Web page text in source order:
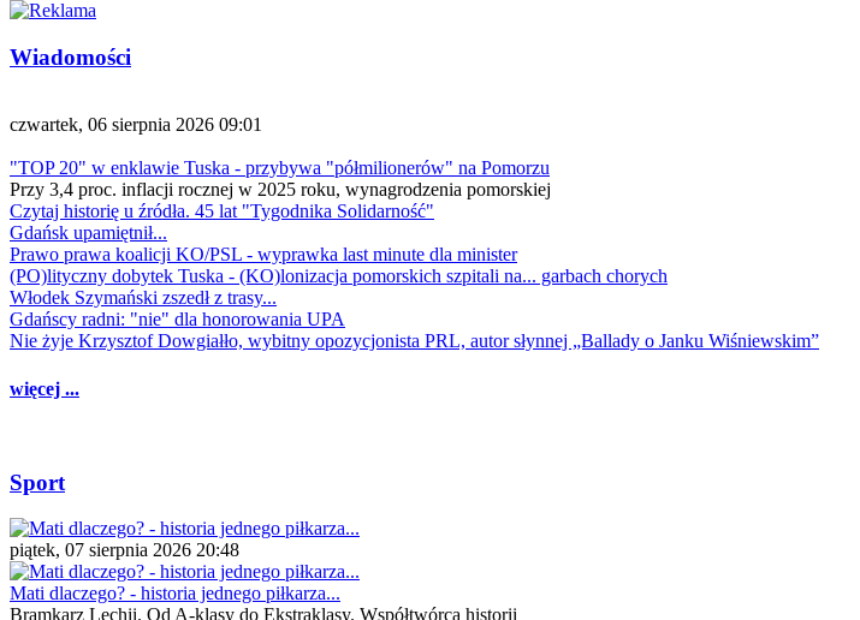
Wiadomości
czwartek, 06 sierpnia 2026 09:01
"TOP 20" w enklawie Tuska - przybywa "półmilionerów" na Pomorzu
Przy 3,4 proc. inflacji rocznej w 2025 roku, wynagrodzenia pomorskiej
Czytaj historię u źródła. 45 lat "Tygodnika Solidarność"
Gdańsk upamiętnił...
Prawo prawa koalicji KO/PSL - wyprawka last minute dla minister
(PO)lityczny dobytek Tuska - (KO)lonizacja pomorskich szpitali na... garbach chorych
Włodek Szymański zszedł z trasy...
Gdańscy radni: "nie" dla honorowania UPA
Nie żyje Krzysztof Dowgiałło, wybitny opozycjonista PRL, autor słynnej „Ballady o Janku Wiśniewskim”
więcej ...
Sport
piątek, 07 sierpnia 2026 20:48
Mati dlaczego? - historia jednego piłkarza...
Bramkarz Lechii. Od A-klasy do Ekstraklasy. Współtwórca historii